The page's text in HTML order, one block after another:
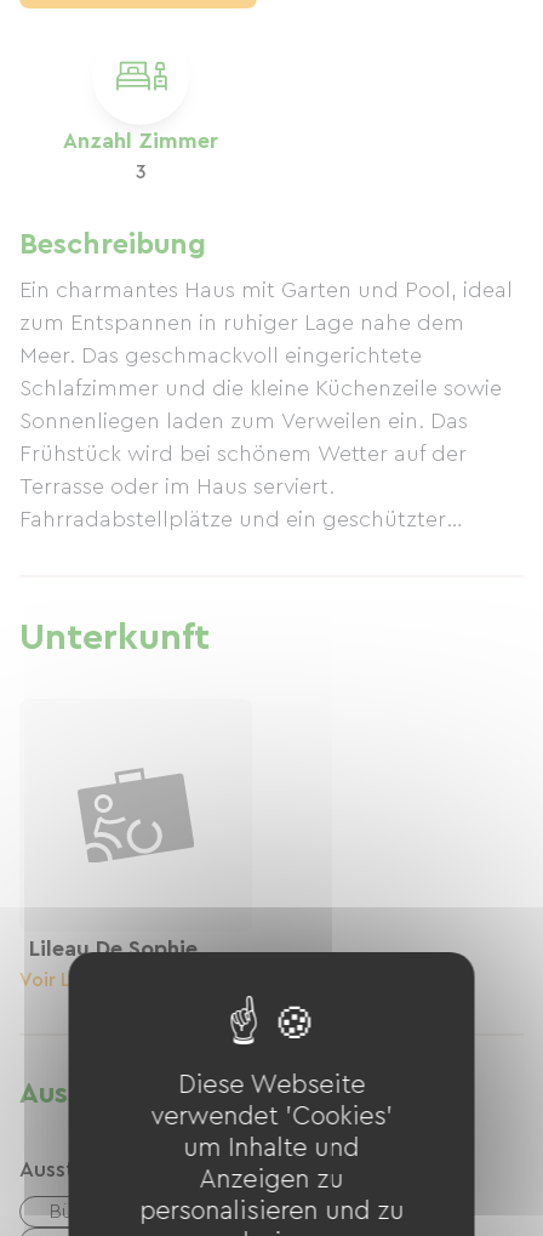
Anzahl Zimmer
3
Beschreibung
Ein charmantes Haus mit Garten und Pool, ideal
zum Entspannen in ruhiger Lage nahe dem
Meer. Das geschmackvoll eingerichtete
Schlafzimmer und die kleine Küchenzeile sowie
Sonnenliegen laden zum Verweilen ein. Das
Frühstück wird bei schönem Wetter auf der
Terrasse oder im Haus serviert.
Fahrradabstellplätze und ein geschützter
Unterkunft
Lileau De Sophie
Voir Le Logement
Ausstattung
Ausstattung
Büro-/Remote-Arbeitsplatz
Diese Webseite
verwendet 'Cookies'
um Inhalte und
Anzeigen zu
personalisieren und zu